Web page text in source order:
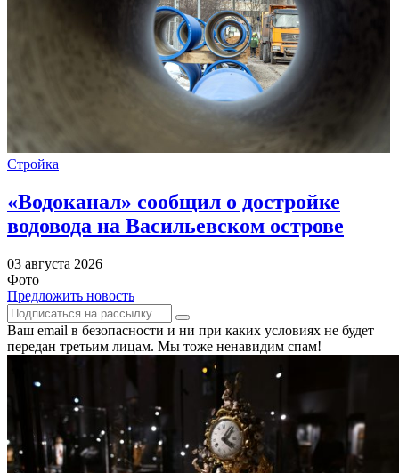
Стройка
«Водоканал» сообщил о достройке
водовода на Васильевском острове
03 августа 2026
Фото
Предложить новость
Ваш email в безопасности и ни при каких условиях не будет
передан третьим лицам. Мы тоже ненавидим спам!